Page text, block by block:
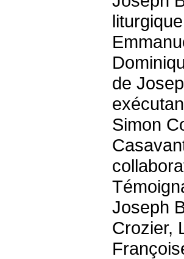
de
Simon
Joseph
Crozier,